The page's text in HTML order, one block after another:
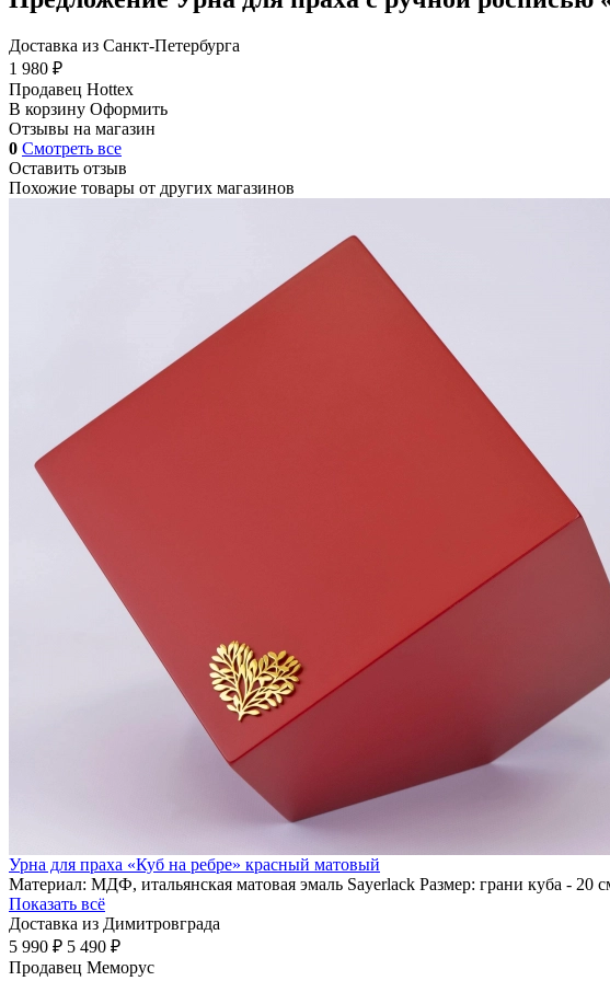
Доставка из Санкт-Петербурга
1 980 ₽
Продавец Hottex
В корзину Оформить
Отзывы на магазин
0 Смотреть все
Оставить отзыв
Похожие товары от других магазинов
Урна для праха «Куб на ребре» красный матовый
Материал: МДФ, итальянская матовая эмаль Sayerlack Размер: грани куба -
Показать всё
Доставка из Димитровграда
5 990 ₽ 5 490 ₽
Продавец Меморус